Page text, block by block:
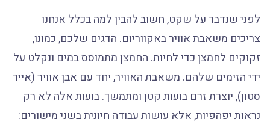
לפני שנדבר על שקט, חשוב להבין למה בכלל אנחנו
צריכים משאבת אוויר באקווריום. הדגים שלכם, כמונו,
זקוקים לחמצן כדי לחיות. החמצן מתמוסס במים ונקלט על
ידי הזימים שלהם. משאבת האוויר, יחד עם אבן אוויר (אייר
סטון), יוצרת זרם בועות קטן ומתמשך. בועות אלה לא רק
נראות יפהפיות, אלא עושות עבודה חיונית בשני מישורים: